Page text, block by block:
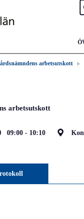
arbetsutskott
arbetsutskott
09:00 - 10:10